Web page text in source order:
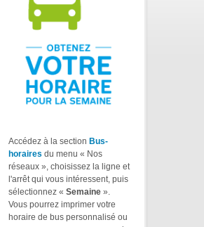
Accédez à la section Bus-
horaires du menu « Nos
réseaux », choisissez la ligne et
l'arrêt qui vous intéressent, puis
sélectionnez « Semaine ».
Vous pourrez imprimer votre
horaire de bus personnalisé ou